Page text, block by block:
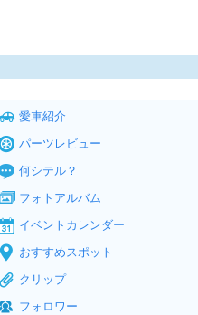
愛車紹介
パーツレビュー
何シテル？
フォトアルバム
イベントカレンダー
おすすめスポット
クリップ
フォロワー